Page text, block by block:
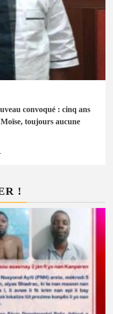
convoqué : cinq ans
Moïse, toujours aucune
!